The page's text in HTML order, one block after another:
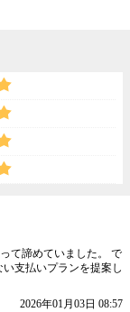
て諦めていました。 で
支払いプランを提案し
2026年01月03日 08:57